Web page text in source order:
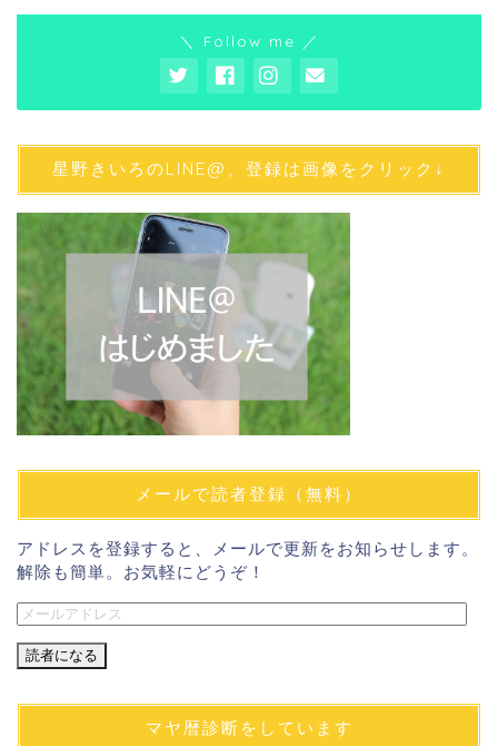
＼ Follow me ／
星野きいろのLINE@、登録は画像をクリック↓
メールで読者登録（無料）
アドレスを登録すると、メールで更新をお知らせします。
解除も簡単。お気軽にどうぞ！
メ
ル
ド
マヤ暦診断をしています